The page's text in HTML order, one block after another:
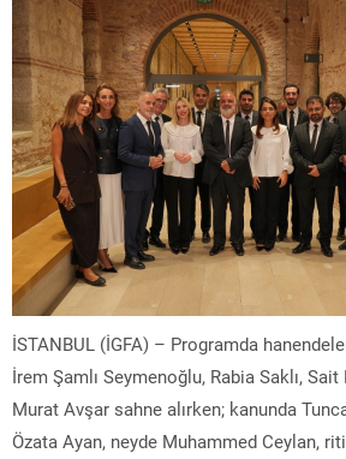
İSTANBUL (İGFA) – Programda
İrem Şamlı Seymenoğlu, Rabia Saklı,
Murat Avşar sahne alırken; kanunda
Özata Ayan, neyde Muhammed Ceylan,